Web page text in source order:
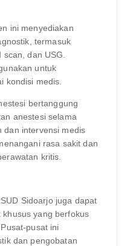
ini menyediakan
termasuk
dan USG.
untuk
kondisi medis.
bertanggung
anestesi selama
dan intervensi medis
rasa sakit dan
kritis.
Sidoarjo juga dapat
khusus yang berfokus
pusat ini
dan pengobatan